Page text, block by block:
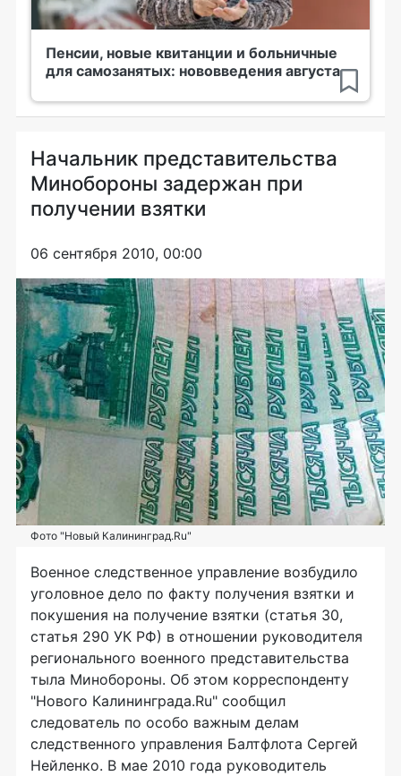
Пенсии, новые квитанции и больничные
для самозанятых: нововведения августа
Начальник представительства
Минобороны задержан при
получении взятки
06 сентября 2010, 00:00
Фото "Новый Калининград.Ru"
Военное следственное управление возбудило
уголовное дело по факту получения взятки и
покушения на получение взятки (статья 30,
статья 290 УК РФ) в отношении руководителя
регионального военного представительства
тыла Минобороны. Об этом корреспонденту
"Нового Калининграда.Ru" сообщил
следователь по особо важным делам
следственного управления Балтфлота Сергей
Нейленко. В мае 2010 года руководитель